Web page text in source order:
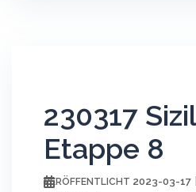
230317
Etappe 8
VERÖFFENTLICHT 2023-03-17